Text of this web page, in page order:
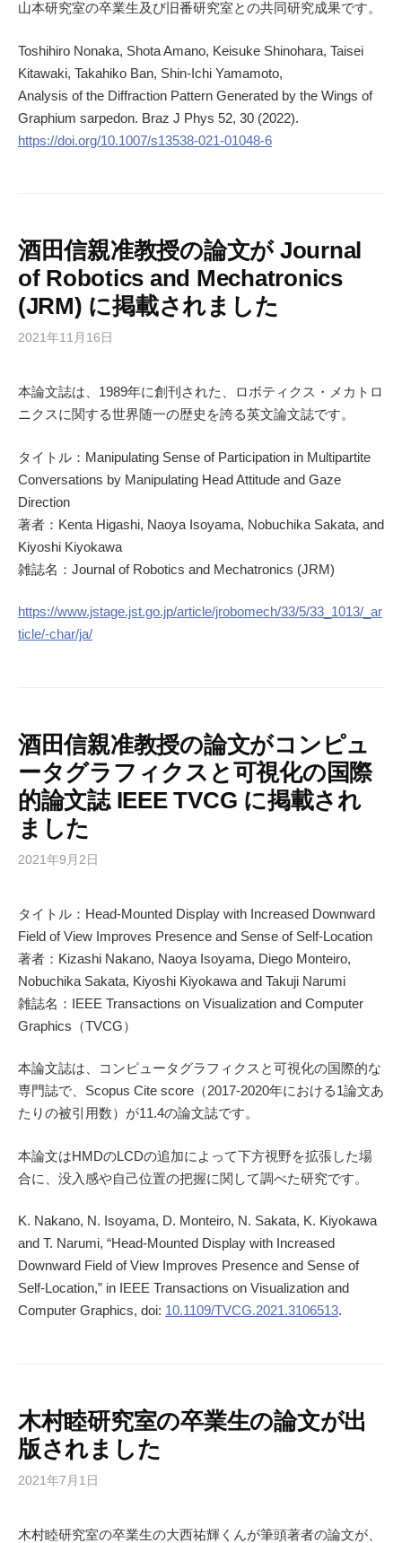
山本研究室の卒業生及び旧番研究室との共同研究成果です。
Toshihiro Nonaka, Shota Amano, Keisuke Shinohara, Taisei
Kitawaki, Takahiko Ban, Shin‑Ichi Yamamoto,
Analysis of the Diffraction Pattern Generated by the Wings of
Graphium sarpedon. Braz J Phys 52, 30 (2022).
https://doi.org/10.1007/s13538-021-01048-6
酒田信親准教授の論文が Journal
of Robotics and Mechatronics
(JRM) に掲載されました
2021年11月16日
本論文誌は、1989年に創刊された、ロボティクス・メカトロ
ニクスに関する世界随一の歴史を誇る英文論文誌です。
タイトル：Manipulating Sense of Participation in Multipartite
Conversations by Manipulating Head Attitude and Gaze
Direction
著者：Kenta Higashi, Naoya Isoyama, Nobuchika Sakata, and
Kiyoshi Kiyokawa
雑誌名：Journal of Robotics and Mechatronics (JRM)
https://www.jstage.jst.go.jp/article/jrobomech/33/5/33_1013/_ar
ticle/-char/ja/
酒田信親准教授の論文がコンピュ
ータグラフィクスと可視化の国際
的論文誌 IEEE TVCG に掲載され
ました
2021年9月2日
タイトル：Head-Mounted Display with Increased Downward
Field of View Improves Presence and Sense of Self-Location
著者：Kizashi Nakano, Naoya Isoyama, Diego Monteiro,
Nobuchika Sakata, Kiyoshi Kiyokawa and Takuji Narumi
雑誌名：IEEE Transactions on Visualization and Computer
Graphics（TVCG）
本論文誌は、コンピュータグラフィクスと可視化の国際的な
専門誌で、Scopus Cite score（2017-2020年における1論文あ
たりの被引用数）が11.4の論文誌です。
本論文はHMDのLCDの追加によって下方視野を拡張した場
合に、没入感や自己位置の把握に関して調べた研究です。
K. Nakano, N. Isoyama, D. Monteiro, N. Sakata, K. Kiyokawa
and T. Narumi, “Head-Mounted Display with Increased
Downward Field of View Improves Presence and Sense of
Self-Location,” in IEEE Transactions on Visualization and
Computer Graphics, doi: 10.1109/TVCG.2021.3106513.
木村睦研究室の卒業生の論文が出
版されました
2021年7月1日
木村睦研究室の卒業生の大西祐輝くんが筆頭著者の論文が、